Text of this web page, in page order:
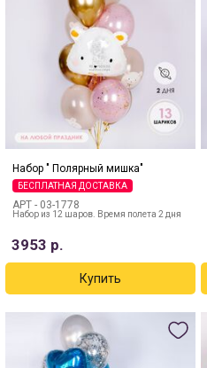
Набор " Полярный мишка"
БЕСПЛАТНАЯ ДОСТАВКА
АРТ - 03-1778
Набор из 12 шаров. Время полета 2 дня
3953 р.